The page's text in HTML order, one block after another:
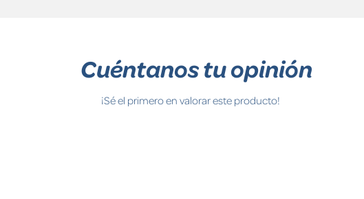
Cuéntanos tu opinión
¡Sé el primero en valorar este producto!